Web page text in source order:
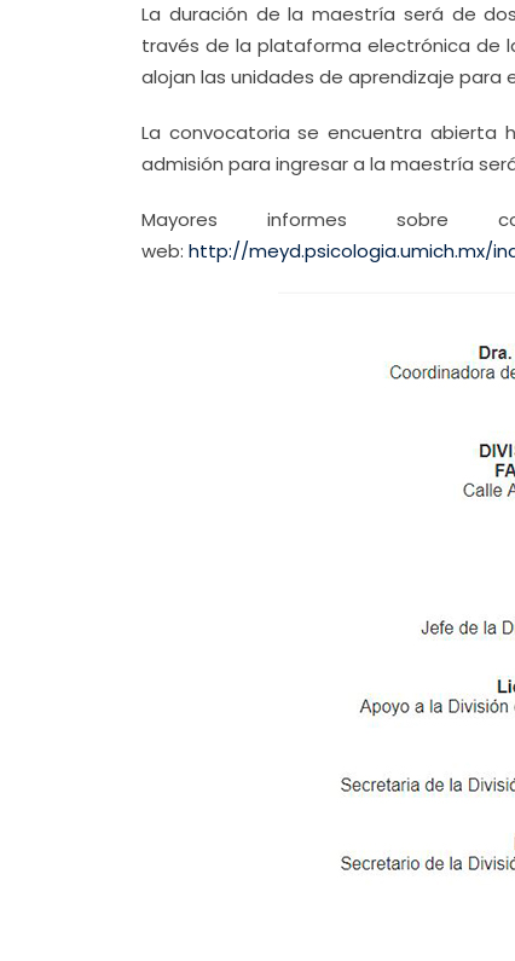
La duración de la maestría será de
través de la plataforma electrónica de
alojan las unidades de aprendizaje para
La convocatoria se encuentra abierta
admisión para ingresar a la maestría
Mayores informes
web: http://meyd.psicologia.umich.mx/